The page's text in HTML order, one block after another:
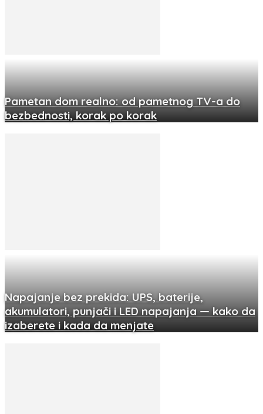
Pametan dom realno: od pametnog TV-a do
bezbednosti, korak po korak
Napajanje bez prekida: UPS, baterije,
akumulatori, punjači i LED napajanja — kako da
izaberete i kada da menjate